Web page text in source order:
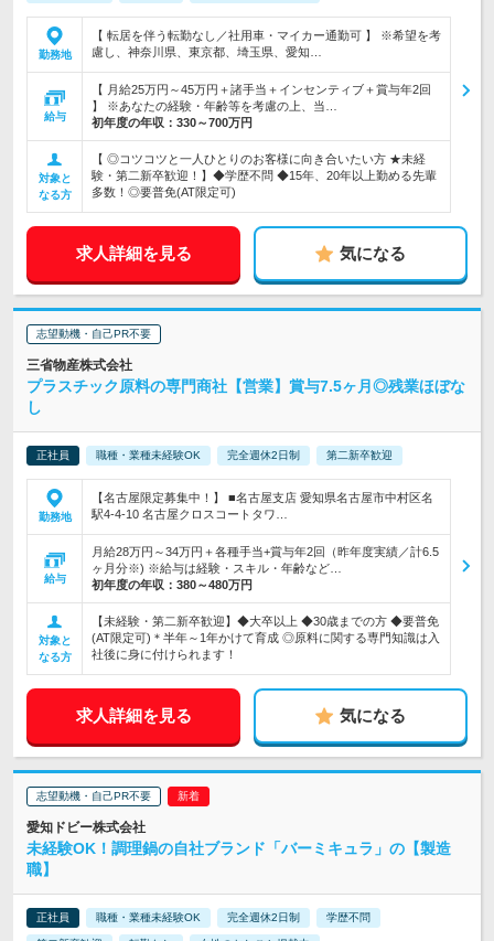
勤務地
【 転居を伴う転勤なし／社用車・マイカー通勤可 】 ※希望を考
慮し、神奈川県、東京都、埼玉県、愛知…
給与
【 月給25万円～45万円＋諸手当＋インセンティブ＋賞与年2回
】 ※あなたの経験・年齢等を考慮の上、当…
初年度の年収： 330～700万円
対象と
なる方
【 ◎コツコツと一人ひとりのお客様に向き合いたい方 ★未経
験・第二新卒歓迎！】◆学歴不問 ◆15年、20年以上勤める先輩
多数！◎要普免(AT限定可)
求人詳細を見る 気になる
志望動機・自己PR不要
三省物産株式会社
プラスチック原料の専門商社【営業】賞与7.5ヶ月◎残業ほぼな
し
正社員 職種・業種未経験OK 完全週休2日制 第二新卒歓迎
勤務地
【名古屋限定募集中！】 ■名古屋支店 愛知県名古屋市中村区名
駅4-4-10 名古屋クロスコートタワ…
給与
月給28万円～34万円＋各種手当+賞与年2回（昨年度実績／計6.5
ヶ月分※) ※給与は経験・スキル・年齢など…
初年度の年収： 380～480万円
対象と
なる方
【未経験・第二新卒歓迎】◆大卒以上 ◆30歳までの方 ◆要普免
(AT限定可)＊半年～1年かけて育成 ◎原料に関する専門知識は入
社後に身に付けられます！
求人詳細を見る 気になる
志望動機・自己PR不要
愛知ドビー株式会社
未経験OK！調理鍋の自社ブランド「バーミキュラ」の【製造
職】
正社員 職種・業種未経験OK 完全週休2日制 学歴不問